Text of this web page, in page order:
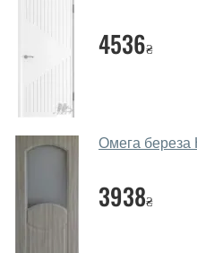
Какие
преимущества
Каркас полотна
из евробруса
покрывается МДФ
Благодаря такой
Какие дверные
4536₴
Омега береза
3938₴